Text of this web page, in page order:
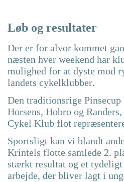
Løb og resultater
Der er for alvor kommet
næsten hver weekend har
mulighed for at dyste mod
landets cykelklubber.
Den traditionsrige
Horsens, Hobro og
Cykel Klub flot
Sportsligt kan vi blandt
Krintels flotte samlede 2.
stærkt resultat og et tydeligt
arbejde, der bliver lagt i